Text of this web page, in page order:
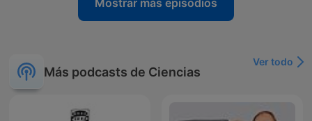
Mostrar más episodios
Más podcasts de Ciencias
Ver todo